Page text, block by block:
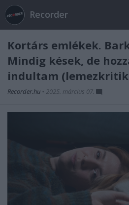
Recorder
Kortárs emlékek.
Mindig kések, de
indultam
Recorder.hu • 2025. március 07.